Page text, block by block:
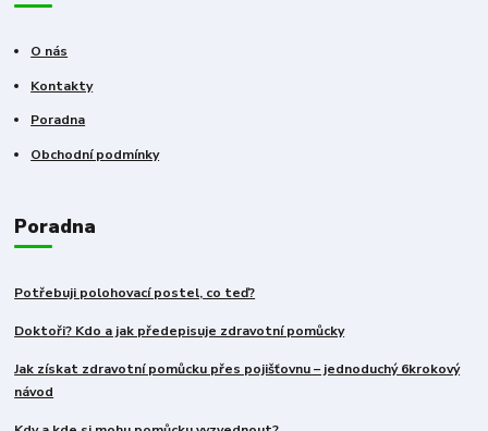
O nás
Kontakty
Poradna
Obchodní podmínky
Poradna
Potřebuji polohovací postel, co teď?
Doktoři? Kdo a jak předepisuje zdravotní pomůcky
Jak získat zdravotní pomůcku přes pojišťovnu – jednoduchý 6krokový
návod